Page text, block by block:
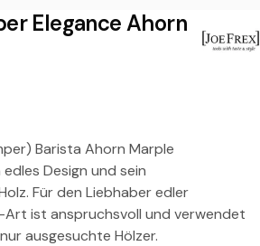
Elegance Ahorn
Barista Ahorn Marple
Design und sein
Für den Liebhaber edler
ist anspruchsvoll und verwendet
ausgesuchte Hölzer.